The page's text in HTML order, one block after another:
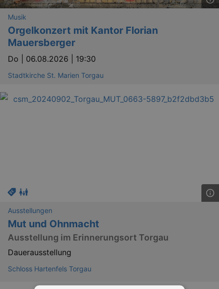
Musik
Orgelkonzert mit Kantor Florian
Mauersberger
Do | 06.08.2026 | 19:30
Stadtkirche St. Marien Torgau
Ausstellungen
Mut und Ohnmacht
Ausstellung im Erinnerungsort Torgau
Dauerausstellung
Schloss Hartenfels Torgau